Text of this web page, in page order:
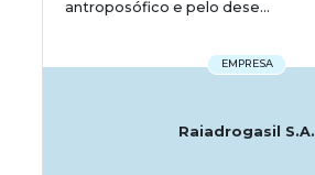
antroposófico e pelo dese...
EMPRESA
Raiadrogasil S.A.